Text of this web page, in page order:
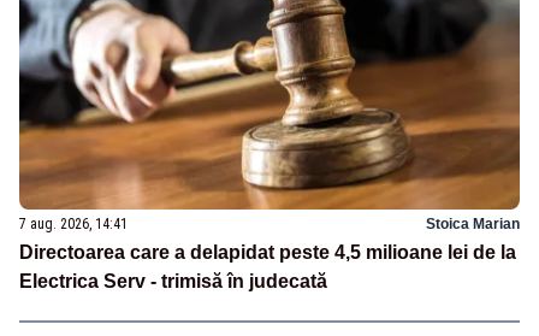
7 aug. 2026, 14:41 Stoica Marian
Directoarea care a delapidat peste 4,5 milioane lei de la
Electrica Serv - trimisă în judecată